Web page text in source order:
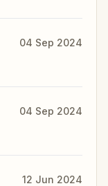
04 Sep 2024
04 Sep 2024
12 Jun 2024